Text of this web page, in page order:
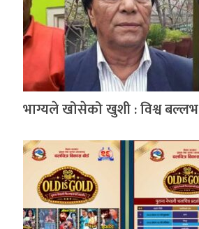
भाग्यले खोसेको खुशी : विश्व बल्लभ